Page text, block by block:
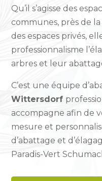
Qu’il s’agisse des
communes, près de
des espaces privés,
professionnalisme
arbres et leur
C’est une équipe
Wittersdorf
accompagne afin de
mesure et
d’abattage et
Paradis-Vert